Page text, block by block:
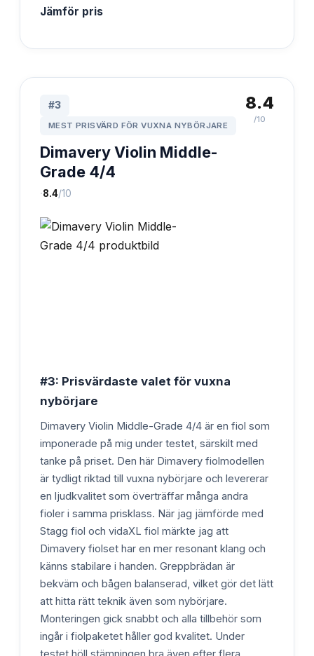
Jämför pris
#3
MEST PRISVÄRD FÖR VUXNA NYBÖRJARE
Dimavery Violin Middle-
Grade 4/4
·8.4/10
8.4
/10
#3: Prisvärdaste valet för vuxna
nybörjare
Dimavery Violin Middle-Grade 4/4 är en fiol som
imponerade på mig under testet, särskilt med
tanke på priset. Den här Dimavery fiolmodellen
är tydligt riktad till vuxna nybörjare och levererar
en ljudkvalitet som överträffar många andra
fioler i samma prisklass. När jag jämförde med
Stagg fiol och vidaXL fiol märkte jag att
Dimavery fiolset har en mer resonant klang och
känns stabilare i handen. Greppbrädan är
bekväm och bågen balanserad, vilket gör det lätt
att hitta rätt teknik även som nybörjare.
Monteringen gick snabbt och alla tillbehör som
ingår i fiolpaketet håller god kvalitet. Under